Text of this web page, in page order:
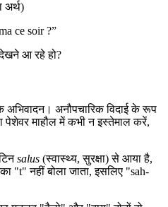
अर्थ)
ce soir ?”
आ रहे हो?
अनौपचारिक विदाई के रूप
पेशेवर माहौल में कभी न इस्तेमाल करें,
salus (स्वास्थ्य, सुरक्षा) से आया है,
"t" नहीं बोला जाता, इसलिए "sah-